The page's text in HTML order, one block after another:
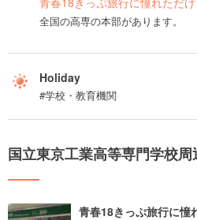
全国の高専の本部があります。
Holiday
#学校・教育機関
国立東京工業高等専門学校
青春18きっぷ旅行に憧